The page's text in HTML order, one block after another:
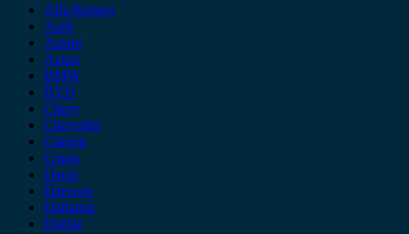
Alfa Romeo
Audi
Austin
Acura
BMW
BYD
Chery
Chevrolet
Citroen
Cupra
Dacia
Daewoo
Daihatsu
Dodge